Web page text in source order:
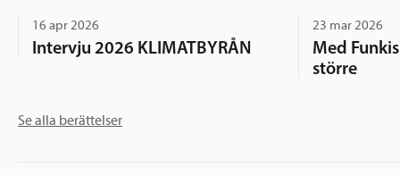
16 apr 2026
Intervju 2026 KLIMATBYRÅN
23 mar 2026
Med
större
Se alla berättelser